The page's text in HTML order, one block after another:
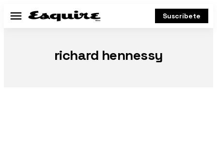
Menú Suscríbete
richard hennessy